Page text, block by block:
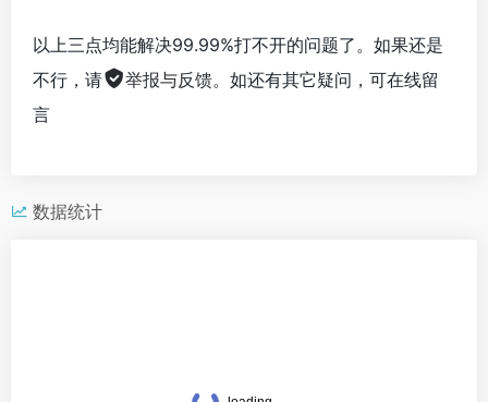
以上三点均能解决99.99%打不开的问题了。如果还是
不行，请
举报与反馈。如还有其它疑问，可在线留
言
数据统计